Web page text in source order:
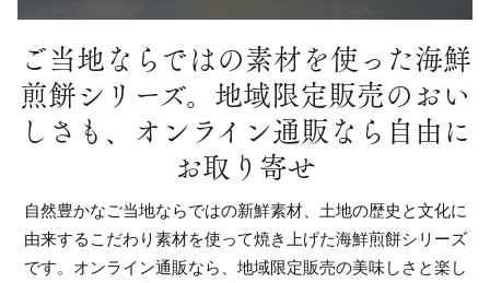
ご当地ならではの素材を使った海鮮
煎餅シリーズ。 地域限定販売のおい
しさも、オンライン通販なら自由に
お取り寄せ
自然豊かなご当地ならではの新鮮素材、土地の歴史と文化に
由来するこだわり素材を使って焼き上げた海鮮煎餅シリーズ
です。オンライン通販なら、地域限定販売の美味しさと楽し